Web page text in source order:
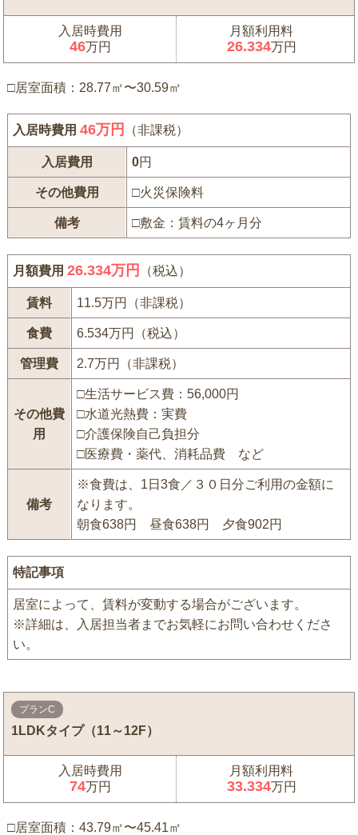
入居時費用
46万円
月額利用料
26.334万円
□居室面積：28.77㎡〜30.59㎡
入居時費用46万円 （非課税）
入居費用 0円
その他費用 □火災保険料
備考 □敷金：賃料の4ヶ月分
月額費用26.334万円 （税込）
賃料 11.5万円（非課税）
食費 6.534万円（税込）
管理費 2.7万円（非課税）
その他費
用
□生活サービス費：56,000円
□水道光熱費：実費
□介護保険自己負担分
□医療費・薬代、消耗品費 など
備考
※食費は、1日3食／３０日分ご利用の金額に
なります。
朝食638円 昼食638円 夕食902円
特記事項
居室によって、賃料が変動する場合がございます。
※詳細は、入居担当者までお気軽にお問い合わせくださ
い。
プランC
1LDKタイプ（11～12F）
入居時費用
74万円
月額利用料
33.334万円
□居室面積：43.79㎡〜45.41㎡